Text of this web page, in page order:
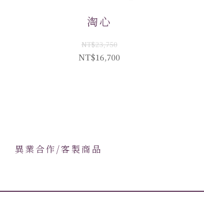
淘心
NT$23,750
NT$16,700
異業合作/客製商品